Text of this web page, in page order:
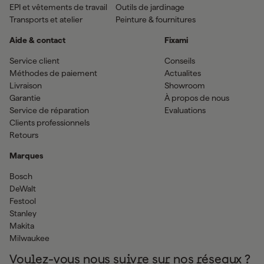
EPI et vêtements de travail
Transports et atelier
Outils de jardinage
Peinture & fournitures
Aide & contact
Service client
Méthodes de paiement
Livraison
Garantie
Service de réparation
Clients professionnels
Retours
Marques
Bosch
DeWalt
Festool
Stanley
Makita
Milwaukee
Fixami
Conseils
Actualites
Showroom
À propos de nous
Evaluations
Voulez-vous nous suivre sur nos réseaux ?